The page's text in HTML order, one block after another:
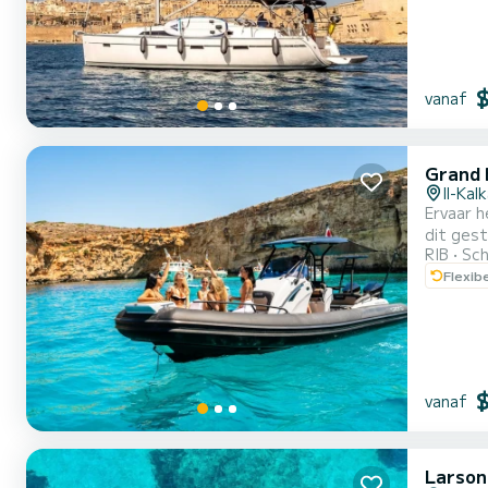
vanaf
Grand
Il-
Ervaar
dit
knopen
en
RIB
vanaf